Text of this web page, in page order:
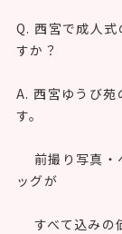
Q. 西宮で成人
すか？
A. 西宮ゆうび
す。
前撮り写真・
ッグが
すべて込みの